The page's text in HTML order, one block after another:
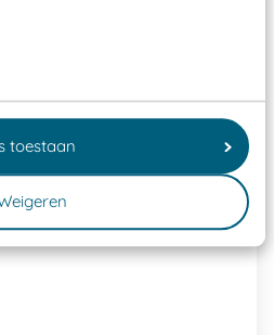
toestaan